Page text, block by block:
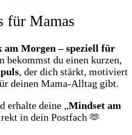
für Mamas
am Morgen – speziell für
bekommst du einen kurzen,
, der dich stärkt, motiviert
deinen Mama‑Alltag gibt.
erhalte deine „Mindset am
in dein Postfach 🫶